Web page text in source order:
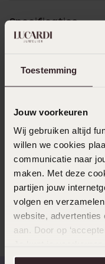
Toestemming
Jouw voorkeuren
Wij gebruiken altijd
willen we cookies
communicatie naar
maken. Met deze
partijen jouw
volgen en
website, advertenties
aan. Door op
over in ons
Specificaties
Ook leuk
Anderen